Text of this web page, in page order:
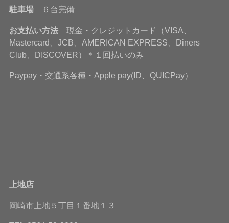
駐車場 ６台完備
お支払い方法現金・クレジットカード（VISA、
Mastercard、JCB、AMERICAN EXPRESS、Diners
Club、DISCOVER）＊１回払いのみ
Paypay・交通系各種・Apple pay(ID、QUICPay）
上地店
岡崎市上地５丁目１番地１３